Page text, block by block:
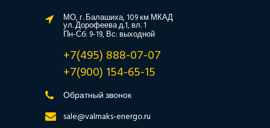
МО, г. Балашиха, 109 км МКАД
ул. Дорофеева д.1, вл. 1
Пн-Сб: 9-19, Вс: выходной
+7(495) 888-07-07
+7(900) 154-65-15
Обратный звонок
sale@valmaks-energo.ru